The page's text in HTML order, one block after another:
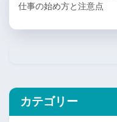
仕事の始め方と注意点
カテゴリー